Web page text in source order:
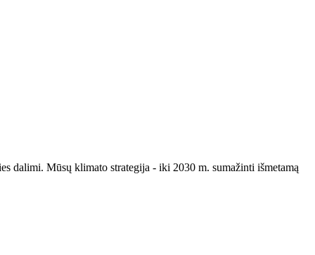
dalimi. Mūsų klimato strategija - iki 2030 m. sumažinti išmetamą